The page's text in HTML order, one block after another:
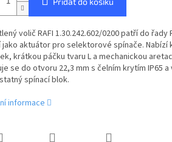
volič RAFI 1.30.242.602/0200 patří do řady
jako aktuátor pro selektorové spínače. Nabízí
krátkou páčku tvaru L a mechanickou
se do otvoru 22,3 mm s čelním krytím IP65 a
spínací blok.
informace